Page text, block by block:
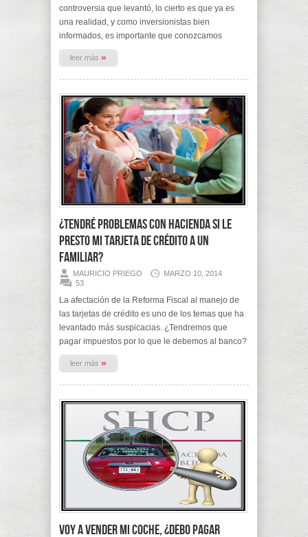
controversia que levantó, lo cierto es que ya es
una realidad, y como inversionistas bien
informados, es importante que conozcamos
leer más »
¿Tendré problemas con Hacienda si le
presto mi Tarjeta de Crédito a un
familiar?
MAURICIO PRIEGO
MARZO 10, 2014
53
La afectación de la Reforma Fiscal al manejo de
las tarjetas de crédito es uno de los temas que ha
levantado más suspicacias. ¿Tendremos que
pagar impuestos por lo que le debemos al banco?
leer más »
Voy a vender mi coche, ¿Debo pagar